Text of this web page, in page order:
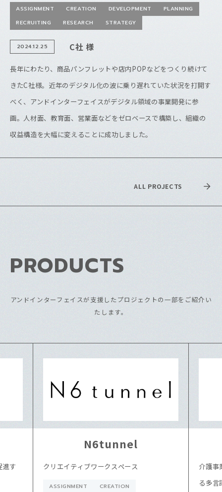
ASSIGNMENT CREATION DEVELOPMENT
PLANNING
RECRUITING
RESEARCH STRATEGY
2024.12.25 C社 様
長年にわたり、商品パンフレットや店内POPなどをつくり続けて
きたC社様。近年のデジタル化の波に乗り遅れていた状況を打開す
べく、アンドインターフェイスがデジタル領域の事業開発に参
画。人材面、教育面、営業面などをゼロベースで構築し、組織の
収益構造を大幅に変えることに成功しました。
ALL PROJECTS
PRODUCTS
アンドインターフェイスが支援したプロジェクトの一部をご紹介い
たします。
進す
N6tunnel
クリエイティブワークスペース
ASSIGNMENT
CREATION
介護事
る多言